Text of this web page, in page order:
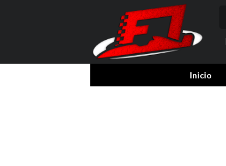
Inicio